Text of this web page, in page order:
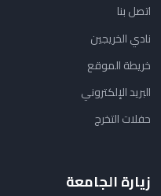
اتصل بنا
نادي الخريجين
خريطة الموقع
البريد الإلكتروني
حفلات التخرج
زيارة الجامعة